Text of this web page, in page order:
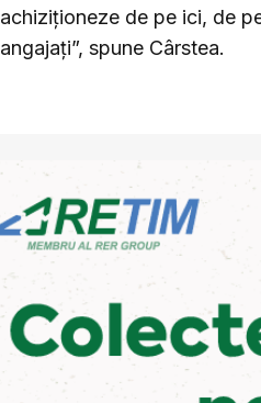
achiziționeze de pe ici, de
angajați”, spune Cârstea.